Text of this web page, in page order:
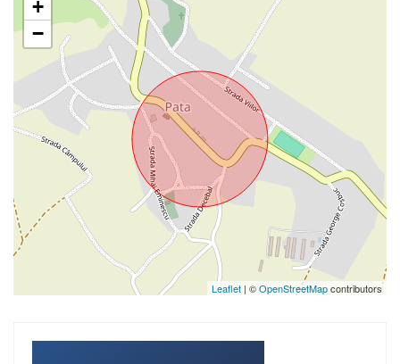
+
−
Leaflet | ©OpenStreetMapcontributors